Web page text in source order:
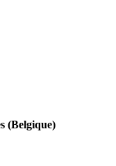
(Belgique)